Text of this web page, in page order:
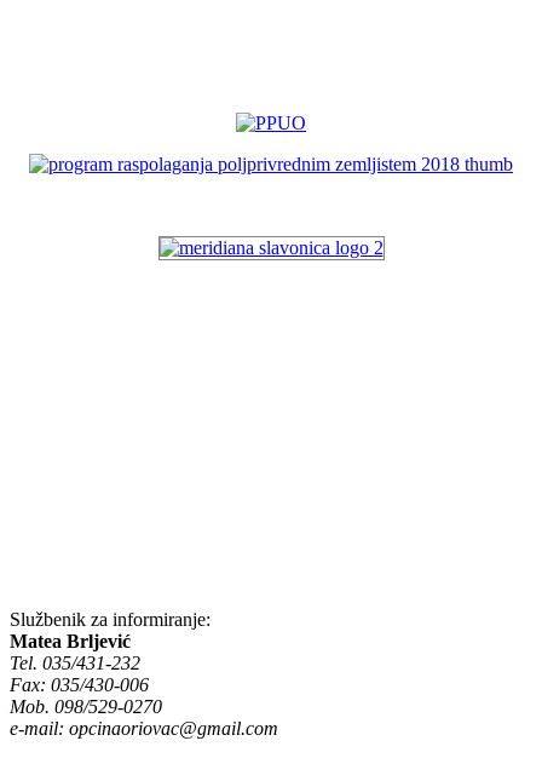
Službenik za informiranje:
Matea Brljević
Tel. 035/431-232
Fax: 035/430-006
Mob. 098/529-0270
e-mail: opcinaoriovac@gmail.com